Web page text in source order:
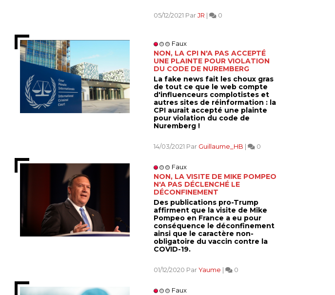
05/12/2021 ParJR | 0
Faux
NON, LA CPI N'A PAS ACCEPTÉ
UNE PLAINTE POUR VIOLATION
DU CODE DE NUREMBERG
La fake news fait les choux gras
de tout ce que le web compte
d'influenceurs complotistes et
autres sites de réinformation : la
CPI aurait accepté une plainte
pour violation du code de
Nuremberg !
14/03/2021 Par Guillaume_HB | 0
Faux
NON, LA VISITE DE MIKE POMPEO
N'A PAS DÉCLENCHÉ LE
DÉCONFINEMENT
Des publications pro-Trump
affirment que la visite de Mike
Pompeo en France a eu pour
conséquence le déconfinement
ainsi que le caractère non-
obligatoire du vaccin contre la
COVID-19.
01/12/2020 ParYaume | 0
Faux